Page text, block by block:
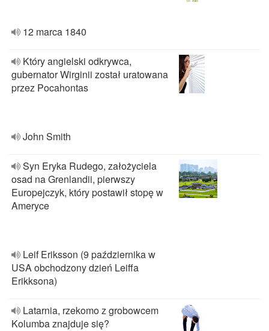
12 marca 1840
Który angielski odkrywca,
gubernator Wirginii został uratowana
przez Pocahontas
John Smith
Syn Eryka Rudego, założyciela
osad na Grenlandii, pierwszy
Europejczyk, który postawił stopę w
Ameryce
Leif Eriksson (9 października w
USA obchodzony dzień Leiffa
Erikksona)
Latarnia, rzekomo z grobowcem
Kolumba znajduje się?